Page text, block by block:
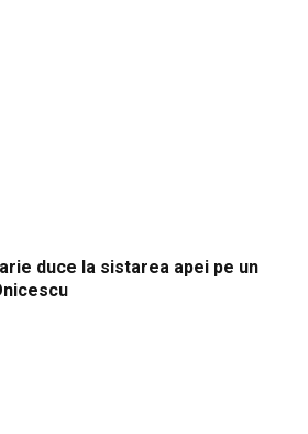
duce la sistarea apei pe un